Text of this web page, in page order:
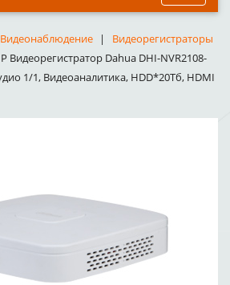
Видеонаблюдение
Видеорегистраторы
Видеорегистратор Dahua DHI-NVR2108-
1/1, Видеоаналитика, HDD*20Тб, HDMI